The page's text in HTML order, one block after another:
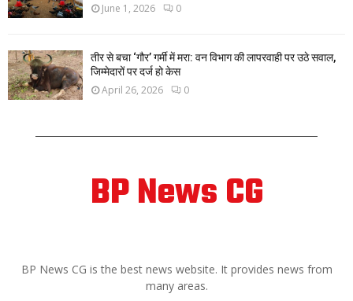
June 1, 2026 0
तीर से बचा ‘गौर’ गर्मी में मरा: वन विभाग की लापरवाही पर उठे सवाल,
जिम्मेदारों पर दर्ज हो केस
April 26, 2026 0
BP News CG
BP News CG is the best news website. It provides news from
many areas.